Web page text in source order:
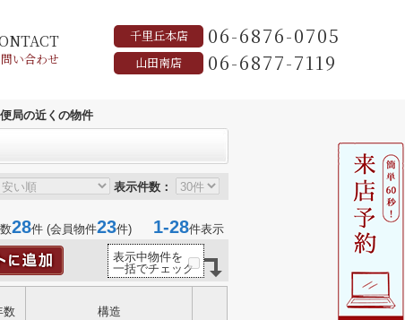
い合わせ
千里丘本店 06-6876-0705
山田南店 06-6877-7119
局の近くの物件
表示件数：
28件 (会員物件23件) 1-28件表示
表示中物件を
一括でチェック
数
構造